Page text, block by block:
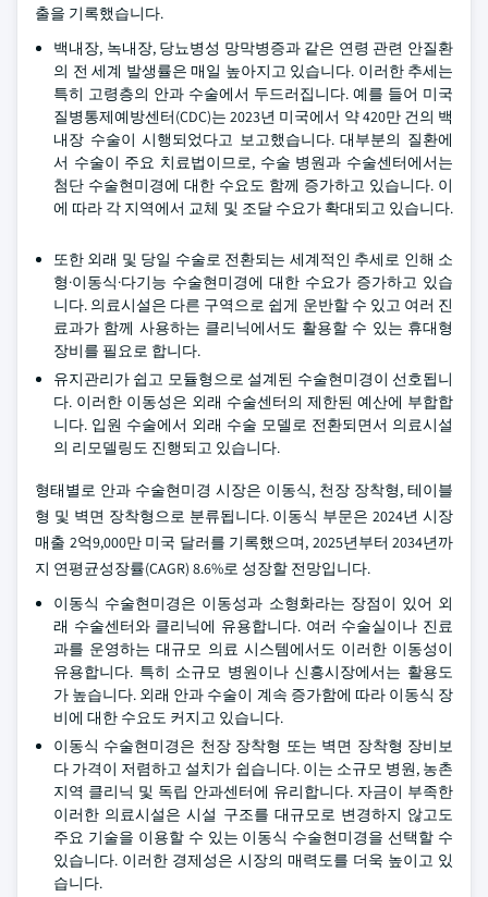
출을 기록했습니다.
백내장, 녹내장, 당뇨병성 망막병증과 같은 연령 관련 안질환
의 전 세계 발생률은 매일 높아지고 있습니다. 이러한 추세는
특히 고령층의 안과 수술에서 두드러집니다. 예를 들어 미국
질병통제예방센터(CDC)는 2023년 미국에서 약 420만 건의 백
내장 수술이 시행되었다고 보고했습니다. 대부분의 질환에
서 수술이 주요 치료법이므로, 수술 병원과 수술센터에서는
첨단 수술현미경에 대한 수요도 함께 증가하고 있습니다. 이
에 따라 각 지역에서 교체 및 조달 수요가 확대되고 있습니다.
또한 외래 및 당일 수술로 전환되는 세계적인 추세로 인해 소
형·이동식·다기능 수술현미경에 대한 수요가 증가하고 있습
니다. 의료시설은 다른 구역으로 쉽게 운반할 수 있고 여러 진
료과가 함께 사용하는 클리닉에서도 활용할 수 있는 휴대형
장비를 필요로 합니다.
유지관리가 쉽고 모듈형으로 설계된 수술현미경이 선호됩니
다. 이러한 이동성은 외래 수술센터의 제한된 예산에 부합합
니다. 입원 수술에서 외래 수술 모델로 전환되면서 의료시설
의 리모델링도 진행되고 있습니다.
형태별로 안과 수술현미경 시장은 이동식, 천장 장착형, 테이블
형 및 벽면 장착형으로 분류됩니다. 이동식 부문은 2024년 시장
매출 2억9,000만 미국 달러를 기록했으며, 2025년부터 2034년까
지 연평균성장률(CAGR) 8.6%로 성장할 전망입니다.
이동식 수술현미경은 이동성과 소형화라는 장점이 있어 외
래 수술센터와 클리닉에 유용합니다. 여러 수술실이나 진료
과를 운영하는 대규모 의료 시스템에서도 이러한 이동성이
유용합니다. 특히 소규모 병원이나 신흥시장에서는 활용도
가 높습니다. 외래 안과 수술이 계속 증가함에 따라 이동식 장
비에 대한 수요도 커지고 있습니다.
이동식 수술현미경은 천장 장착형 또는 벽면 장착형 장비보
다 가격이 저렴하고 설치가 쉽습니다. 이는 소규모 병원, 농촌
지역 클리닉 및 독립 안과센터에 유리합니다. 자금이 부족한
이러한 의료시설은 시설 구조를 대규모로 변경하지 않고도
주요 기술을 이용할 수 있는 이동식 수술현미경을 선택할 수
있습니다. 이러한 경제성은 시장의 매력도를 더욱 높이고 있
습니다.